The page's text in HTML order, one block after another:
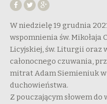
W niedzielę 19 grudnia
wspomnienia św. Mikołaja
Licyjskiej, św. Liturgii oraz
całonocnego czuwania,
mitrat Adam Siemieniuk w
duchowieństwa.
Z pouczającym słowem